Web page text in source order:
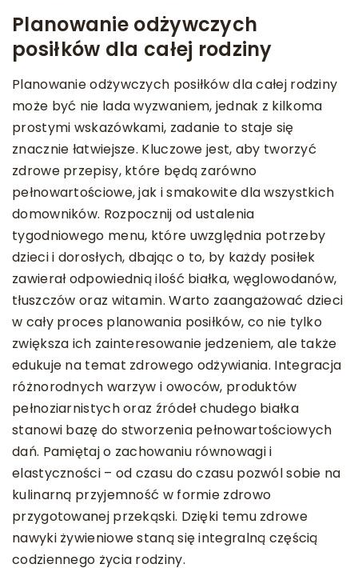
Planowanie odżywczych
posiłków dla całej rodziny
Planowanie odżywczych posiłków dla całej rodziny
może być nie lada wyzwaniem, jednak z kilkoma
prostymi wskazówkami, zadanie to staje się
znacznie łatwiejsze. Kluczowe jest, aby tworzyć
zdrowe przepisy, które będą zarówno
pełnowartościowe, jak i smakowite dla wszystkich
domowników. Rozpocznij od ustalenia
tygodniowego menu, które uwzględnia potrzeby
dzieci i dorosłych, dbając o to, by każdy posiłek
zawierał odpowiednią ilość białka, węglowodanów,
tłuszczów oraz witamin. Warto zaangażować dzieci
w cały proces planowania posiłków, co nie tylko
zwiększa ich zainteresowanie jedzeniem, ale także
edukuje na temat zdrowego odżywiania. Integracja
różnorodnych warzyw i owoców, produktów
pełnoziarnistych oraz źródeł chudego białka
stanowi bazę do stworzenia pełnowartościowych
dań. Pamiętaj o zachowaniu równowagi i
elastyczności – od czasu do czasu pozwól sobie na
kulinarną przyjemność w formie zdrowo
przygotowanej przekąski. Dzięki temu zdrowe
nawyki żywieniowe staną się integralną częścią
codziennego życia rodziny.